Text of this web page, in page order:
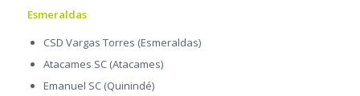
Esmeraldas
CSD Vargas Torres (Esmeraldas)
Atacames SC (Atacames)
Emanuel SC (Quinindé)